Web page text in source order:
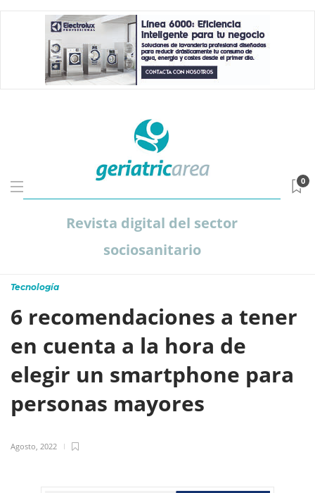
Revista digital del sector
sociosanitario
0
Tecnología
6 recomendaciones a tener
en cuenta a la hora de
elegir un smartphone para
personas mayores
Agosto, 2022